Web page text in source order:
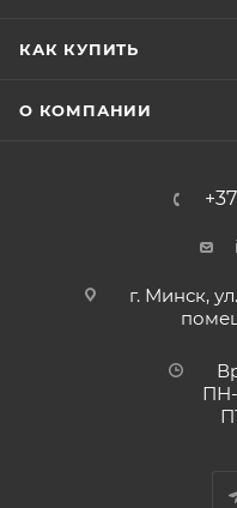
КАК КУПИТЬ
О КОМПАНИИ
г. Минск,
ПН-